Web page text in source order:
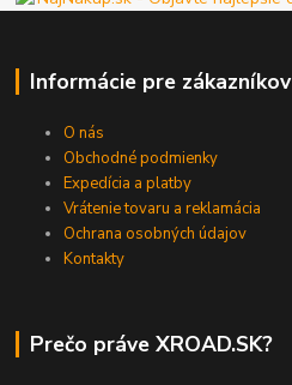
Informácie pre zákazníkov
O nás
Obchodné podmienky
Expedícia a platby
Vrátenie tovaru a reklamácia
Ochrana osobných údajov
Kontakty
Prečo práve XROAD.SK?